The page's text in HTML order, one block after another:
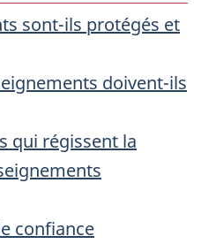
sont-ils protégés et
doivent-ils
qui régissent la
confiance